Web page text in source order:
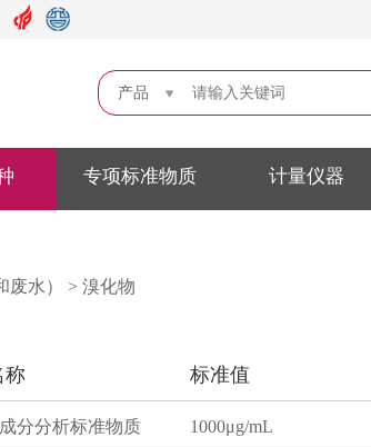
产品
专项标准物质 计量仪器
水） > 溴化物
称 标准值
分分析标准物质 1000μg/mL